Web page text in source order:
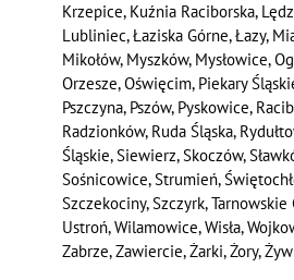
Krzepice, Kuźnia Raciborska,
Lubliniec, Łaziska Górne, Łazy,
Mikołów, Myszków, Mysłowice,
Orzesze, Oświęcim, Piekary
Pszczyna, Pszów, Pyskowice,
Radzionków, Ruda Śląska,
Śląskie, Siewierz, Skoczów,
Sośnicowice, Strumień,
Szczekociny, Szczyrk, Tarnowskie
Ustroń, Wilamowice, Wisła,
Zabrze, Zawiercie, Żarki, Żory,